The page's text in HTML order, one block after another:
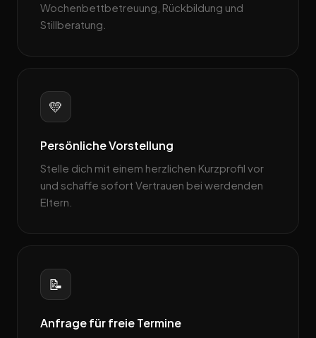
Wochenbettbetreuung, Rückbildung und
Stillberatung.
💛
Persönliche Vorstellung
Stelle dich mit einem herzlichen Kurzprofil vor
und schaffe sofort Vertrauen bei werdenden
Eltern.
📝
Anfrage für freie Termine